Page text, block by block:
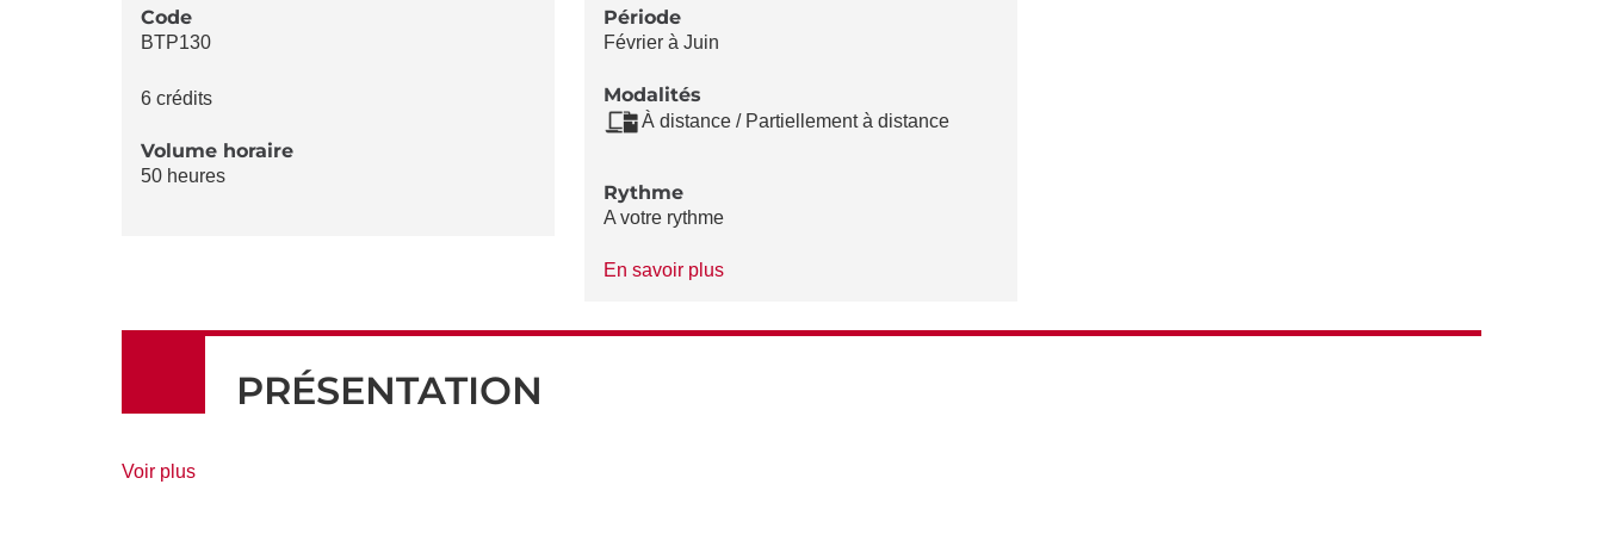
LA
Code
BTP130
6 crédits
Volume horaire
50 heures
Période
Février à Juin
Modalités
À distance / Partiellement à distance
Rythme
A votre rythme
En savoir plusà
Rythme
PRÉSENTATION
Voir plusde